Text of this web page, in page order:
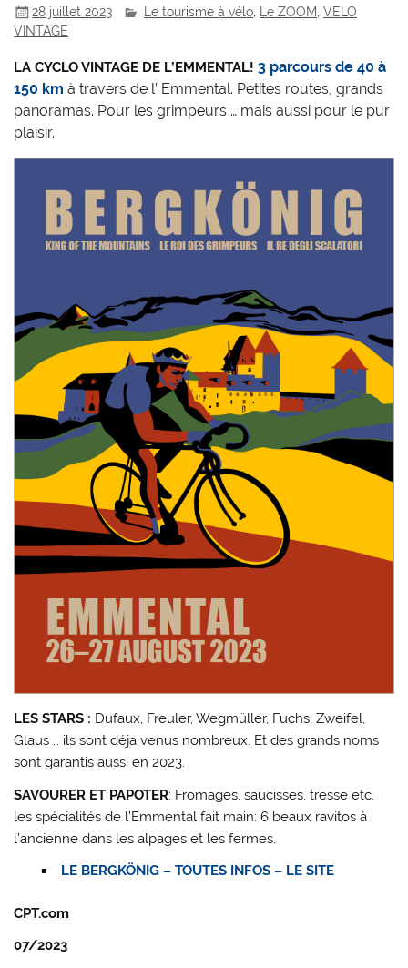
28 juillet 2023 Le tourisme à vélo Le ZOOM ,VELO
VINTAGE
LA CYCLO VINTAGE DE L’EMMENTAL! 3 parcours de 40 à
150 kmà travers de l’ Emmental. Petites routes, grands
panoramas. Pour les grimpeurs … mais aussi pour le pur
plaisir.
LES STARS : Dufaux, Freuler, Wegmüller, Fuchs, Zweifel,
Glaus … ils sont déja venus nombreux. Et des grands noms
sont garantis aussi en 2023.
SAVOURER ET PAPOTER: Fromages, saucisses, tresse etc,
les spécialités de l’Emmental fait main: 6 beaux ravitos à
l’ancienne dans les alpages et les fermes.
LE BERGKÖNIG – TOUTES INFOS – LE SITE
CPT.com
07/2023